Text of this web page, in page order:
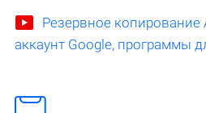
Резервное копирование
аккаунт Google, программы